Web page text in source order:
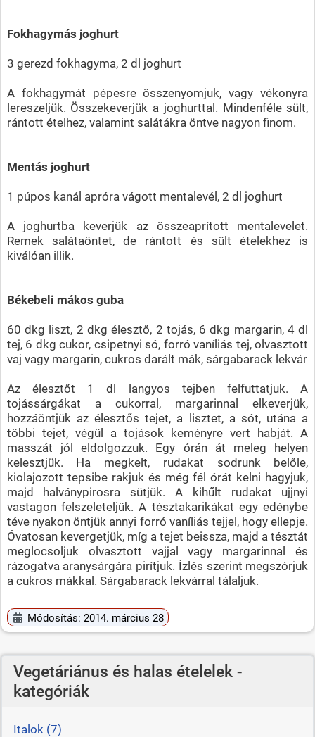
Fokhagymás joghurt
3 gerezd fokhagyma, 2 dl joghurt
A fokhagymát pépesre összenyomjuk, vagy vékonyra
lereszeljük. Összekeverjük a joghurttal. Mindenféle sült,
rántott ételhez, valamint salátákra öntve nagyon finom.
Mentás joghurt
1 púpos kanál apróra vágott mentalevél, 2 dl joghurt
A joghurtba keverjük az összeaprított mentalevelet.
Remek salátaöntet, de rántott és sült ételekhez is
kiválóan illik.
Békebeli mákos guba
60 dkg liszt, 2 dkg élesztő, 2 tojás, 6 dkg margarin, 4 dl
tej, 6 dkg cukor, csipetnyi só, forró vaníliás tej, olvasztott
vaj vagy margarin, cukros darált mák, sárgabarack lekvár
Az élesztőt 1 dl langyos tejben felfuttatjuk. A
tojássárgákat a cukorral, margarinnal elkeverjük,
hozzáöntjük az élesztős tejet, a lisztet, a sót, utána a
többi tejet, végül a tojások keményre vert habját. A
masszát jól eldolgozzuk. Egy órán át meleg helyen
kelesztjük. Ha megkelt, rudakat sodrunk belőle,
kiolajozott tepsibe rakjuk és még fél órát kelni hagyjuk,
majd halványpirosra sütjük. A kihűlt rudakat ujjnyi
vastagon felszeleteljük. A tésztakarikákat egy edénybe
téve nyakon öntjük annyi forró vaníliás tejjel, hogy ellepje.
Óvatosan kevergetjük, míg a tejet beissza, majd a tésztát
meglocsoljuk olvasztott vajjal vagy margarinnal és
rázogatva aranysárgára pirítjuk. Ízlés szerint megszórjuk
a cukros mákkal. Sárgabarack lekvárral tálaljuk.
Módosítás: 2014. március 28
Vegetáriánus és halas ételelek -
kategóriák
Italok (7)